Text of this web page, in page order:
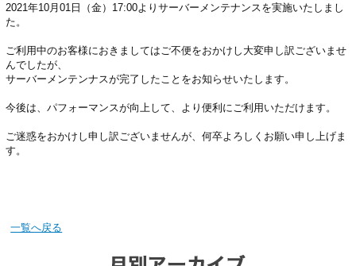
2021年10月01日（金）17:00よりサーバーメンテナンスを実施いたしまし
た。
ご利用中のお客様におきましてはご不便をおかけし大変申し訳ございませ
んでしたが、
サーバーメンテンナスが完了したことをお知らせいたします。
今後は、パフォーマンスが向上して、より便利にご利用いただけます。
ご迷惑をおかけし申し訳ございませんが、何卒よろしくお願い申し上げま
す。
一覧へ戻る